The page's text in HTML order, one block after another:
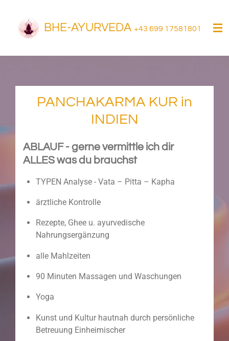
Hauptinhalt
springen
BHE-AYURVEDA +43 699 17581801
PANCHAKARMA KUR in
INDIEN
ABLAUF - gerne vermittle ich dir
ALLES was du brauchst
TYPEN Analyse - Vata – Pitta – Kapha
ärztliche Kontrolle
Rezepte, Ghee u. ayurvedische
Nahrungsergänzung
alle Mahlzeiten
90 Minuten Massagen und Waschungen
Yoga
Kunst und Kultur hautnah durch persönliche
Betreuung Einheimischer